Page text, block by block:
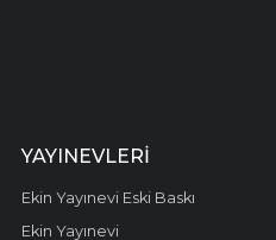
YAYINEVLERI
Ekin Yayınevi Eski Baskı
Ekin Yayınevi